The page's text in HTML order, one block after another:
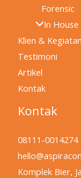
Forensic
In
Klien & Kegiatan
Testimoni
Artikel
Kontak
Kontak
08111-0014274
Komplek Bier,